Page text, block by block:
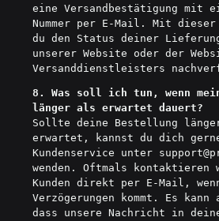
eine Versandbestätigung mit
Nummer per E-Mail. Mit dieser
du den Status deiner
unserer Website oder der
Versanddienstleisters
8. Was soll ich tun, wenn
länger als erwartet dauert?
Sollte deine Bestellung
erwartet, kannst du dich
Kundenservice unter support
wenden. Oftmals kontaktieren
Kunden direkt per E-Mail,
Verzögerungen kommt. Es kann
dass unsere Nachricht in